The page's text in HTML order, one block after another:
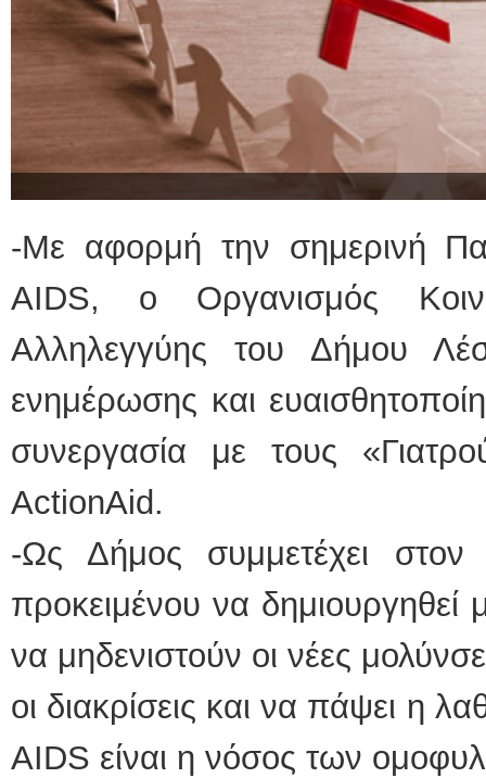
-Με αφορμή την σημερινή
AIDS, ο Οργανισμός
Αλληλεγγύης του Δήμου
ενημέρωσης και
συνεργασία με τους
ActionAid.
-Ως Δήμος συμμετέχει
προκειμένου να δημιουργηθεί
να μηδενιστούν οι νέες
οι διακρίσεις και να πάψει η
AIDS είναι η νόσος των